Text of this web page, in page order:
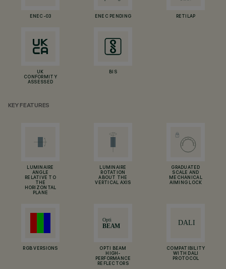
ENEC-03 ENEC PENDING RETILAP
UK
CONFORMITY
ASSESSED
BIS
KEY FEATURES
LUMINAIRE
ANGLE
RELATIVE TO
THE
HORIZONTAL
PLANE
LUMINAIRE
ROTATION
ABOUT THE
VERTICAL AXIS
GRADUATED
SCALE AND
MECHANICAL
AIMING LOCK
RGB VERSIONS
OPTI BEAM
HIGH-
PERFORMANCE
REFLECTORS
COMPATIBILITY
WITH DALI
PROTOCOL